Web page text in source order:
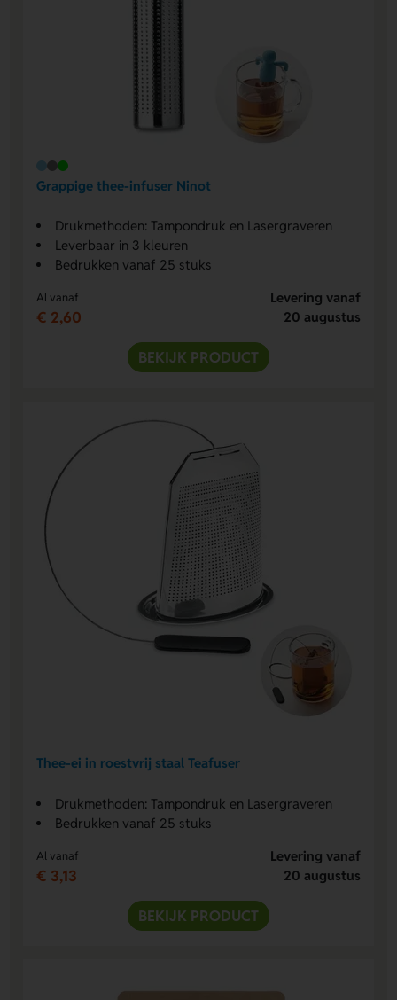
Grappige thee-infuser Ninot
Drukmethoden: Tampondruk en Lasergraveren
Leverbaar in 3 kleuren
Bedrukken vanaf 25 stuks
Al vanaf
€ 2,60
Levering vanaf
20 augustus
BEKIJK PRODUCT
Thee-ei in roestvrij staal Teafuser
Drukmethoden: Tampondruk en Lasergraveren
Bedrukken vanaf 25 stuks
Al vanaf
€ 3,13
Levering vanaf
20 augustus
BEKIJK PRODUCT